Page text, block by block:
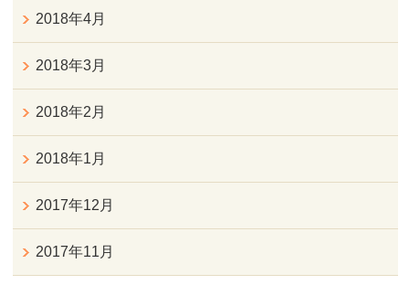
2018年4月
2018年3月
2018年2月
2018年1月
2017年12月
2017年11月